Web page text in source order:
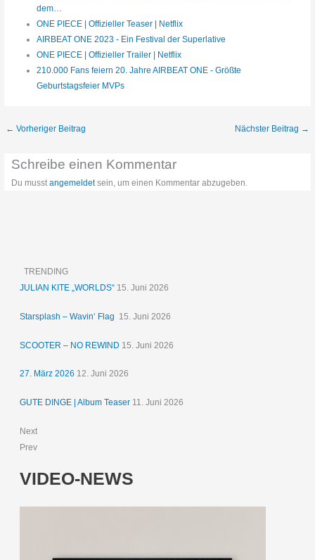
dem…
ONE PIECE | Offizieller Teaser | Netflix
AIRBEAT ONE 2023 - Ein Festival der Superlative
ONE PIECE | Offizieller Trailer | Netflix
210.000 Fans feiern 20. Jahre AIRBEAT ONE - Größte
Geburtstagsfeier MVPs
← Vorheriger Beitrag Nächster Beitrag →
Schreibe einen Kommentar
Du musstangemeldetsein, um einen Kommentar abzugeben.
TRENDING
JULIAN KITE „WORLDS“ 15. Juni 2026
Starsplash – Wavin‘ Flag 15. Juni 2026
SCOOTER – NO REWIND 15. Juni 2026
27. März 2026 12. Juni 2026
GUTE DINGE | Album Teaser 11. Juni 2026
Next
Prev
VIDEO-NEWS